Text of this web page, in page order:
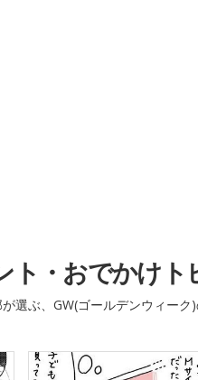
ト・おでかけト
選ぶ、GW(ゴールデンウィー